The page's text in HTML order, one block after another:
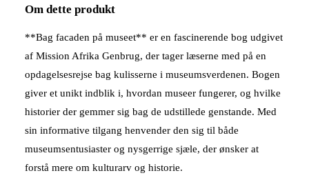
Om dette produkt
**Bag facaden på museet** er en fascinerende bog udgivet
af Mission Afrika Genbrug, der tager læserne med på en
opdagelsesrejse bag kulisserne i museumsverdenen. Bogen
giver et unikt indblik i, hvordan museer fungerer, og hvilke
historier der gemmer sig bag de udstillede genstande. Med
sin informative tilgang henvender den sig til både
museumsentusiaster og nysgerrige sjæle, der ønsker at
forstå mere om kulturarv og historie.